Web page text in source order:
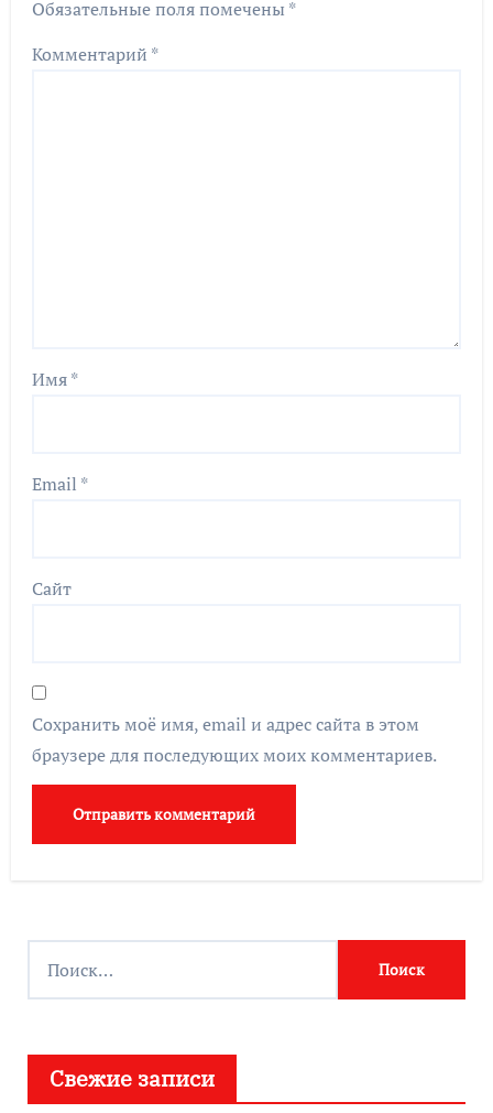
Обязательные поля помечены *
Комментарий *
Имя*
Email *
Сайт
Сохранить моё имя, email и адрес сайта в этом
браузере для последующих моих комментариев.
Свежие записи